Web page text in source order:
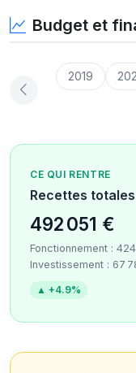
Budget et
2019
CE QUI RENTRE
Recettes totales
492 051 €
Fonctionnement :
Investissement : 67
▲ +4.9%